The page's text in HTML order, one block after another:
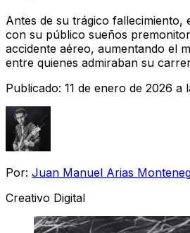
Antes de su trágico fallecimiento,
con su público sueños
accidente aéreo, aumentando el
entre quienes admiraban su
Publicado: 11 de enero de 2026 a
Por: Juan Manuel Arias
Creativo Digital